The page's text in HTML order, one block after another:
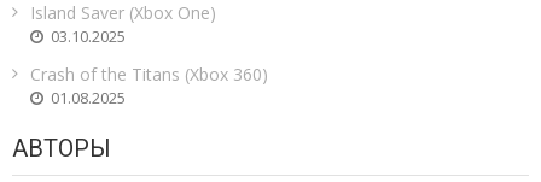
Island Saver (Xbox One)
03.10.2025
Crash of the Titans (Xbox 360)
01.08.2025
АВТОРЫ